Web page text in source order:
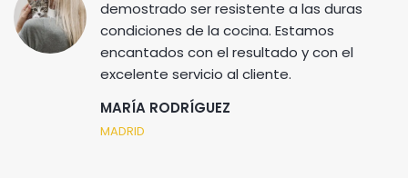
demostrado ser resistente a las duras
condiciones de la cocina. Estamos
encantados con el resultado y con el
excelente servicio al cliente.
MARÍA RODRÍGUEZ
MADRID